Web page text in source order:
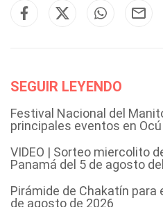
SEGUIR LEYENDO
Festival Nacional del
principales eventos en Ocú
VIDEO | Sorteo miercolito
Panamá del 5 de agosto
Pirámide de Chakatín
de agosto de 2026